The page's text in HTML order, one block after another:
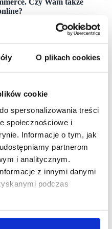
O plikach cookies
cookie
spersonalizowania treści
społecznościowe i
Informacje o tym, jak
partnerom
i analitycznym.
z innymi danymi
podczas
obserwujemy
impulsem istotnie
pokażą na ile trwały
starali się wykorzystać
do korzystania
Expert tuż
się na uwolnieniu
jednoczesnym
dla naszych
na dzień,
uruchomi wszystkie
był od dawna
w naszych
akcjach
kanale
się
covidowe